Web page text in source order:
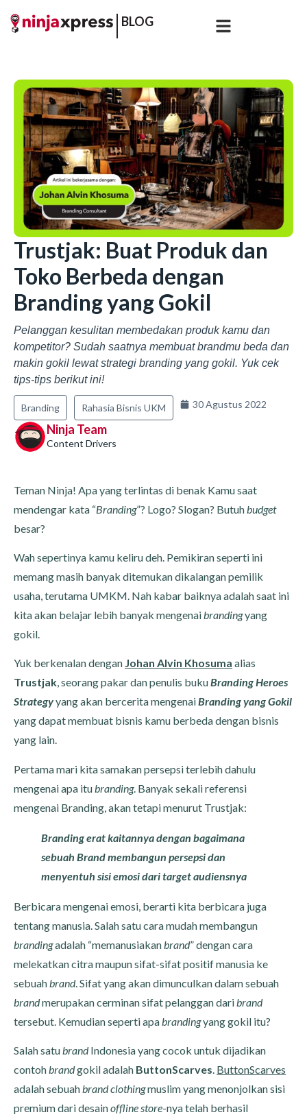
BLOG
Trustjak: Buat Produk dan
Toko Berbeda dengan
Branding yang Gokil
Pelanggan kesulitan membedakan produk kamu dan
kompetitor? Sudah saatnya membuat brandmu beda dan
makin gokil lewat strategi branding yang gokil. Yuk cek
tips-tips berikut ini!
Branding Rahasia Bisnis UKM 30 Agustus 2022
Ninja Team
Content Drivers
Teman Ninja! Apa yang terlintas di benak Kamu saat
mendengar kata “Branding”? Logo? Slogan? Butuh budget
besar?
Wah sepertinya kamu keliru deh. Pemikiran seperti ini
memang masih banyak ditemukan dikalangan pemilik
usaha, terutama UMKM. Nah kabar baiknya adalah saat ini
kita akan belajar lebih banyak mengenaibrandingyang
gokil.
Yuk berkenalan dengan Johan Alvin Khosuma alias
Trustjak, seorang pakar dan penulis bukuBranding Heroes
Strategyyang akan bercerita mengenaiBranding yang Gokil
yang dapat membuat bisnis kamu berbeda dengan bisnis
yang lain.
Pertama mari kita samakan persepsi terlebih dahulu
mengenai apa itu branding. Banyak sekali referensi
mengenai Branding, akan tetapi menurut Trustjak:
Branding erat kaitannya dengan bagaimana
sebuah Brand membangun persepsi dan
menyentuh sisi emosi dari target audiensnya
Berbicara mengenai emosi, berarti kita berbicara juga
tentang manusia. Salah satu cara mudah membangun
brandingadalah “memanusiakan brand” dengan cara
melekatkan citra maupun sifat-sifat positif manusia ke
sebuah brand. Sifat yang akan dimunculkan dalam sebuah
brandmerupakan cerminan sifat pelanggan dari brand
tersebut. Kemudian seperti apa brandingyang gokil itu?
Salah satubrandIndonesia yang cocok untuk dijadikan
contohbrandgokil adalah ButtonScarves. ButtonScarves
adalah sebuahbrand clothingmuslim yang menonjolkan sisi
premium dari desainoffline store-nya telah berhasil